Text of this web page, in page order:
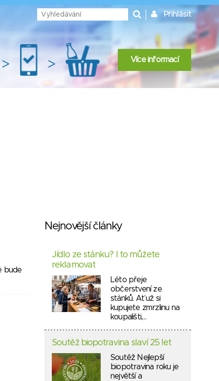
Přihlásit
> > Více informací
bude
Nejnovější články
Jídlo ze stánku? I to můžete
reklamovat
Léto přeje
občerstvení ze
stánků. Ať už si
kupujete zmrzlinu na
koupališti,…
Soutěž biopotravina slaví 25 let
Soutěž Nejlepší
biopotravina roku je
největší a